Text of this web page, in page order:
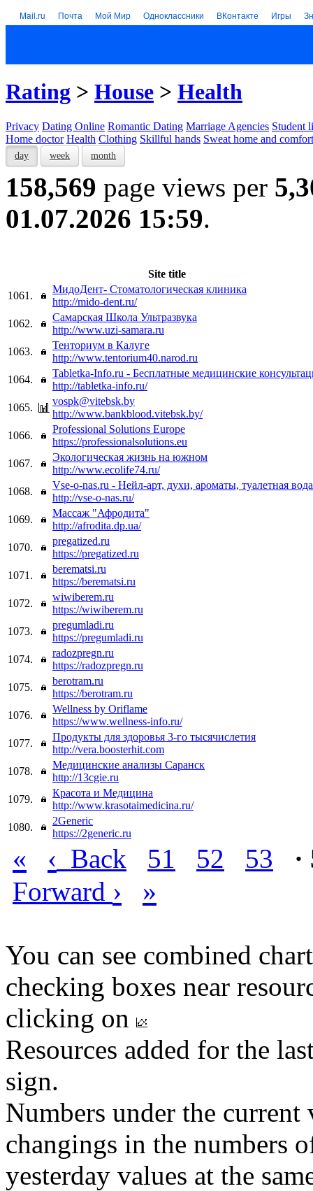
Mail.ru Почта Мой Мир Одноклассники ВКонтакте Игры
Rating > House > Health
Privacy Dating Online Romantic Dating Marriage Agencies Student
Home doctor Health Clothing Skillful hands Sweat home and comfort
day week month
158,569 page views per
01.07.2026 15:59.
Site title
1061.
МидоДент- Стоматологическая клиника
http://mido-dent.ru/
1062.
Самарская Школа Ультразвука
http://www.uzi-samara.ru
1063.
Тенториум в Калуге
http://www.tentorium40.narod.ru
1064.
Tabletka-Info.ru - Бесплатные медицинские
http://tabletka-info.ru/
1065.
vospk@vitebsk.by
http://www.bankblood.vitebsk.by/
1066.
Professional Solutions Europe
https://professionalsolutions.eu
1067.
Экологическая жизнь на южном
http://www.ecolife74.ru/
1068.
Vse-o-nas.ru - Нейл-арт, духи, ароматы, туалетная вода
http://vse-o-nas.ru/
1069.
Массаж "Афродита"
http://afrodita.dp.ua/
1070.
pregatized.ru
https://pregatized.ru
1071.
berematsi.ru
https://berematsi.ru
1072.
wiwiberem.ru
https://wiwiberem.ru
1073.
pregumladi.ru
https://pregumladi.ru
1074.
radozpregn.ru
https://radozpregn.ru
1075.
berotram.ru
https://berotram.ru
1076.
Wellness by Oriflame
https://www.wellness-info.ru/
1077.
Продукты для здоровья 3-го тысячислетия
http://vera.boosterhit.com
1078.
Медицинские анализы Саранск
http://13cgie.ru
1079.
Красота и Медицина
http://www.krasotaimedicina.ru/
1080.
2Generic
https://2generic.ru
« ‹ Back 51 52 53
Forward › »
You can see combined
checking boxes near
clicking on
Resources added for the
sign.
Numbers under the
changings in the numbers
yesterday values at the